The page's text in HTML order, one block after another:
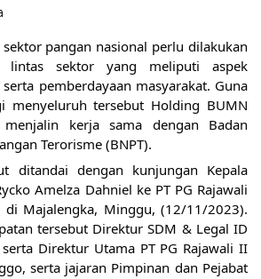
pangan nasional perlu dilakukan
lintas sektor yang meliputi aspek
pemberdayaan masyarakat. Guna
menyeluruh tersebut Holding BUMN
kerja sama dengan Badan
Terorisme (BNPT).
ditandai dengan kunjungan Kepala
Amelza Dahniel ke PT PG Rajawali
Majalengka, Minggu, (12/11/2023).
tersebut Direktur SDM & Legal ID
Direktur Utama PT PG Rajawali II
serta jajaran Pimpinan dan Pejabat